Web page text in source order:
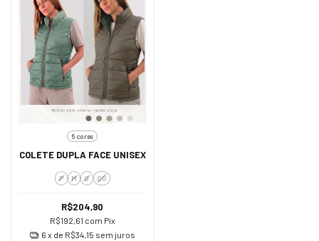
6 cores
COLETE DUPLA FACE UNISEX
P M G GG
R$204,90
R$192,61 com Pix
6 x de R$34,15 sem juros